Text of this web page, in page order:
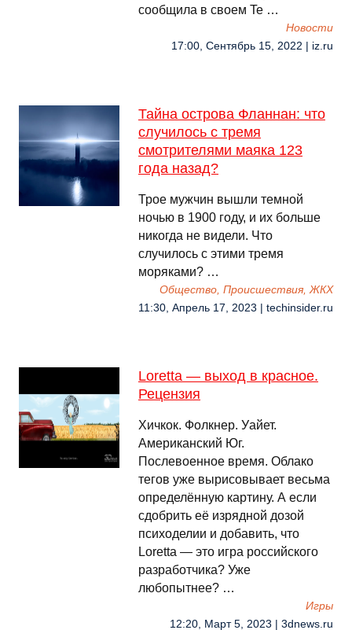
сообщила в своем Te …
Новости
17:00, Сентябрь 15, 2022 | iz.ru
Тайна острова Фланнан: что
случилось с тремя
смотрителями маяка 123
года назад?
Трое мужчин вышли темной
ночью в 1900 году, и их больше
никогда не видели. Что
случилось с этими тремя
моряками? …
Общество, Происшествия, ЖКХ
11:30, Апрель 17, 2023 | techinsider.ru
Loretta — выход в красное.
Рецензия
Хичкок. Фолкнер. Уайет.
Американский Юг.
Послевоенное время. Облако
тегов уже вырисовывает весьма
определённую картину. А если
сдобрить её изрядной дозой
психоделии и добавить, что
Loretta — это игра российского
разработчика? Уже
любопытнее? …
Игры
12:20, Март 5, 2023 | 3dnews.ru